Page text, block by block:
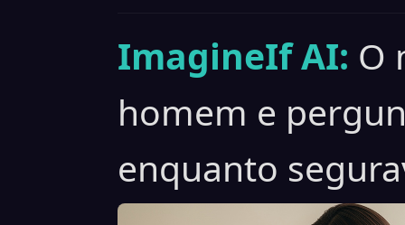
ImagineIf AI: O
homem e
enquanto